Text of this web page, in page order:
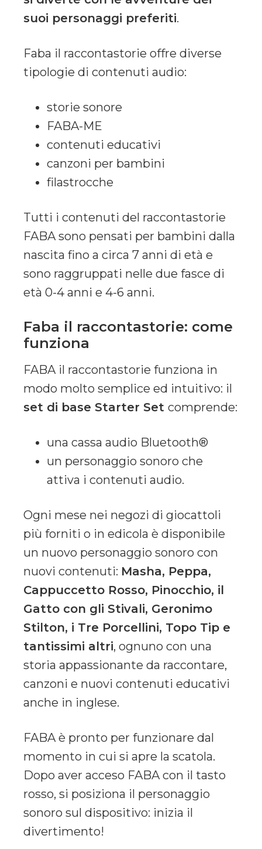
suoi personaggi preferiti.
Faba il raccontastorie offre diverse
tipologie di contenuti audio:
storie sonore
FABA-ME
contenuti educativi
canzoni per bambini
filastrocche
Tutti i contenuti del raccontastorie
FABA sono pensati per bambini dalla
nascita fino a circa 7 anni di età e
sono raggruppati nelle due fasce di
età 0-4 anni e 4-6 anni.
Faba il raccontastorie: come
funziona
FABA il raccontastorie funziona in
modo molto semplice ed intuitivo: il
set di base Starter Set comprende:
una cassa audio Bluetooth®
un personaggio sonoro che
attiva i contenuti audio.
Ogni mese nei negozi di giocattoli
più forniti o in edicola è disponibile
un nuovo personaggio sonoro con
nuovi contenuti: Masha, Peppa,
Cappuccetto Rosso, Pinocchio, il
Gatto con gli Stivali, Geronimo
Stilton, i Tre Porcellini, Topo Tip e
tantissimi altri, ognuno con una
storia appassionante da raccontare,
canzoni e nuovi contenuti educativi
anche in inglese.
FABA è pronto per funzionare dal
momento in cui si apre la scatola.
Dopo aver acceso FABA con il tasto
rosso, si posiziona il personaggio
sonoro sul dispositivo: inizia il
divertimento!